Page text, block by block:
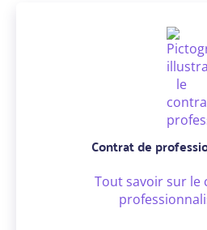
Contrat de
Tout savoir sur le